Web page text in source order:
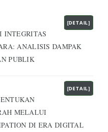
[DETAIL]
INTEGRITAS
ANALISIS DAMPAK
PUBLIK
[DETAIL]
MELALUI
DI ERA DIGITAL